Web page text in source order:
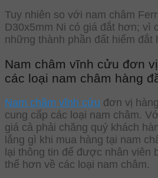
Tuy nhiên so với nam châm
D30x5mm Ni có giá đắt hơn; vì
những thành phần đất hiếm đắt
Nam châm vĩnh cửu đơn
các loại nam châm hàng
Nam châm vĩnh cửu đơn vị
cung cấp các loại nam châm.
giá cả phải chăng quý khách
lắng gì khi mua hàng tại nam
lại thông tin để được nhân viên
thể hơn về các loại nam châm.